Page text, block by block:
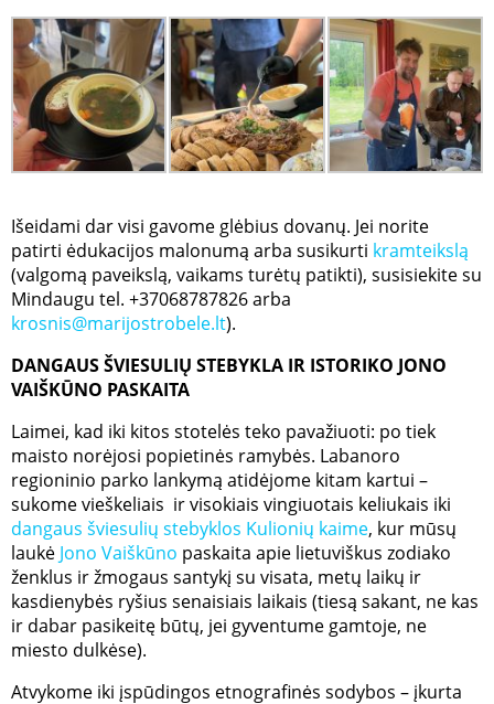
Išeidami dar visi gavome glėbius dovanų. Jei norite
patirti ėdukacijos malonumą arba susikurti kramteikslą
(valgomą paveikslą, vaikams turėtų patikti), susisiekite su
Mindaugu tel. +37068787826 arba
krosnis@marijostrobele.lt).
DANGAUS ŠVIESULIŲ STEBYKLA IR ISTORIKO JONO
VAIŠKŪNO PASKAITA
Laimei, kad iki kitos stotelės teko pavažiuoti: po tiek
maisto norėjosi popietinės ramybės. Labanoro
regioninio parko lankymą atidėjome kitam kartui –
sukome vieškeliais ir visokiais vingiuotais keliukais iki
dangaus šviesulių stebyklos Kulionių kaime, kur mūsų
laukė Jono Vaiškūno paskaita apie lietuviškus zodiako
ženklus ir žmogaus santykį su visata, metų laikų ir
kasdienybės ryšius senaisiais laikais (tiesą sakant, ne kas
ir dabar pasikeitę būtų, jei gyventume gamtoje, ne
miesto dulkėse).
Atvykome iki įspūdingos etnografinės sodybos – įkurta